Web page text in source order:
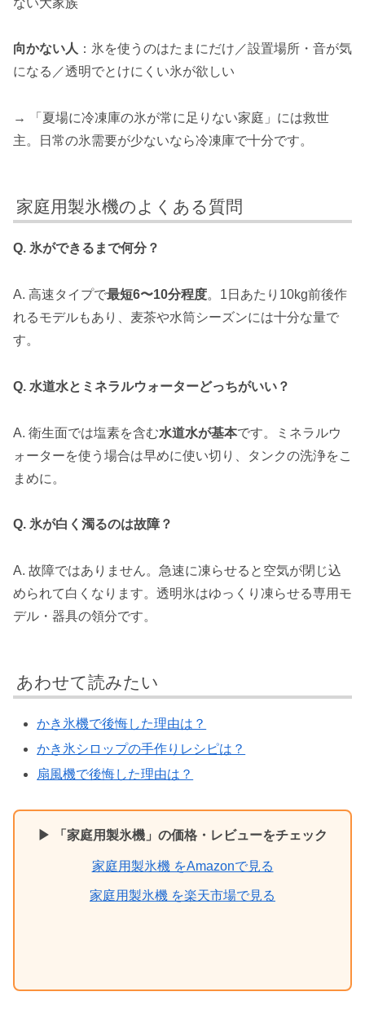
向かない人 ：氷を使うのはたまにだけ／設置場所・音が気
になる／透明でとけにくい氷が欲しい
→ 「夏場に冷凍庫の氷が常に足りない家庭」には救世
主。日常の氷需要が少ないなら冷凍庫で十分です。
家庭用製氷機のよくある質問
Q. 氷ができるまで何分？
A. 高速タイプで最短6〜10分程度。1日あたり10kg前後作
れるモデルもあり、麦茶や水筒シーズンには十分な量で
す。
Q. 水道水とミネラルウォーターどっちがいい？
A. 衛生面では塩素を含む水道水が基本です。ミネラルウ
ォーターを使う場合は早めに使い切り、タンクの洗浄をこ
まめに。
Q. 氷が白く濁るのは故障？
A. 故障ではありません。急速に凍らせると空気が閉じ込
められて白くなります。透明氷はゆっくり凍らせる専用モ
デル・器具の領分です。
あわせて読みたい
かき氷機で後悔した理由は？
かき氷シロップの手作りレシピは？
扇風機で後悔した理由は？
▶ 「家庭用製氷機」の価格・レビューをチェック
家庭用製氷機 をAmazonで見る
家庭用製氷機 を楽天市場で見る